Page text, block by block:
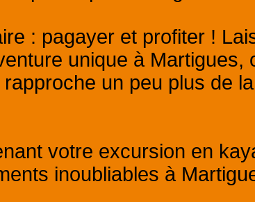
: pagayer et profiter !
unique à Martigues,
un peu plus de
votre excursion en
inoubliables à